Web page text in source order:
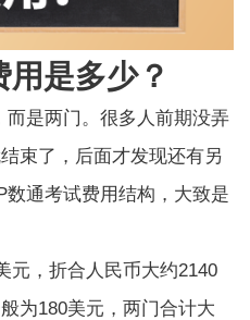
是多少？
是两门。很多人前期没弄
束了，后面才发现还有另
数通考试费用结构，大致是
元，折合人民币大约2140
为180美元，两门合计大